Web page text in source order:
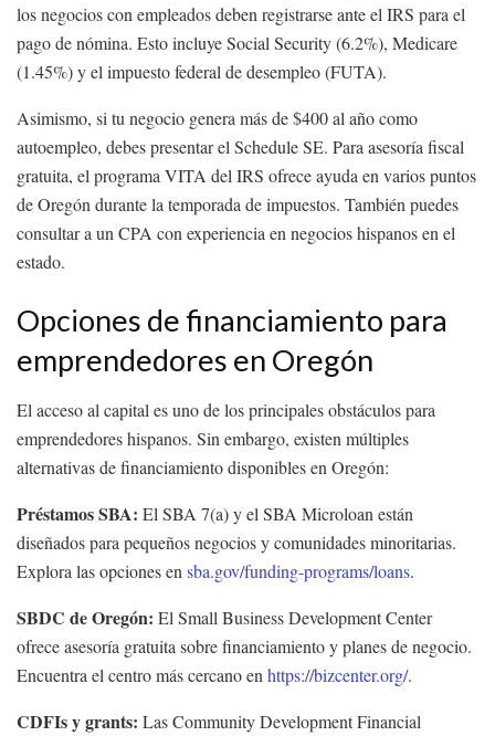
los negocios con empleados deben registrarse ante el IRS para el
pago de nómina. Esto incluye Social Security (6.2%), Medicare
(1.45%) y el impuesto federal de desempleo (FUTA).
Asimismo, si tu negocio genera más de $400 al año como
autoempleo, debes presentar el Schedule SE. Para asesoría fiscal
gratuita, el programa VITA del IRS ofrece ayuda en varios puntos
de Oregón durante la temporada de impuestos. También puedes
consultar a un CPA con experiencia en negocios hispanos en el
estado.
Opciones de financiamiento para
emprendedores en Oregón
El acceso al capital es uno de los principales obstáculos para
emprendedores hispanos. Sin embargo, existen múltiples
alternativas de financiamiento disponibles en Oregón:
Préstamos SBA: El SBA 7(a) y el SBA Microloan están
diseñados para pequeños negocios y comunidades minoritarias.
Explora las opciones en sba.gov/funding-programs/loans.
SBDC de Oregón: El Small Business Development Center
ofrece asesoría gratuita sobre financiamiento y planes de negocio.
Encuentra el centro más cercano en https://bizcenter.org/.
CDFIs y grants: Las Community Development Financial